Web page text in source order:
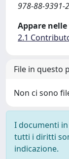
978-88-9391-
Appare
2.1
File in questo
Non ci sono
I documenti
tutti i diritti
indicazione.